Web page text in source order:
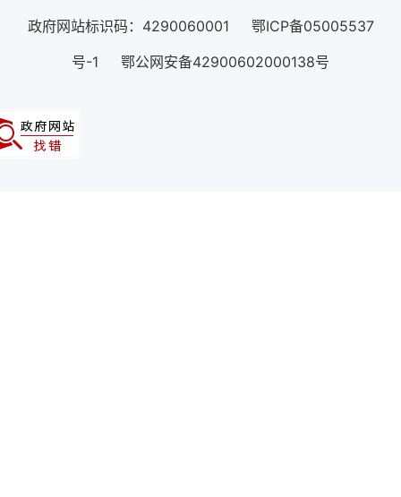
政府网站标识码：4290060001 鄂ICP备05005537
号-1 鄂公网安备42900602000138号